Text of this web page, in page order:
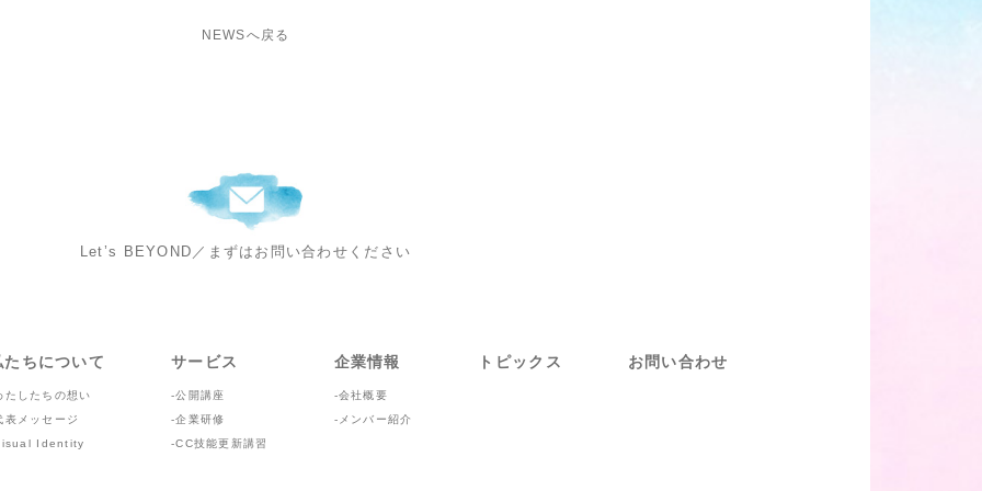
NEWSへ戻る
Let’s BEYOND ／ まずはお問い合わせください
たちについて
たしたちの想い
表メッセージ
Identity
サービス
公開講座
企業研修
CC技能更新講習
企業情報
会社概要
メンバー紹介
トピックス お問い合わせ